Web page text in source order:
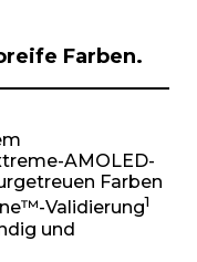
Farben.
AMOLED-
Farben
Validierung1
und